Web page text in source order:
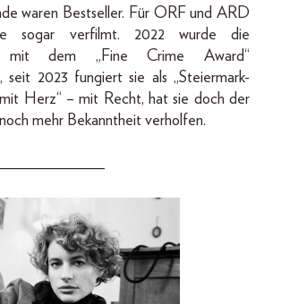
waren Bestseller. Für ORF und ARD
sogar verfilmt. 2022 wurde die
mit dem „Fine Crime Award“
seit 2023 fungiert sie als „Steiermark-
Herz“ – mit Recht, hat sie doch der
mehr Bekanntheit verholfen.